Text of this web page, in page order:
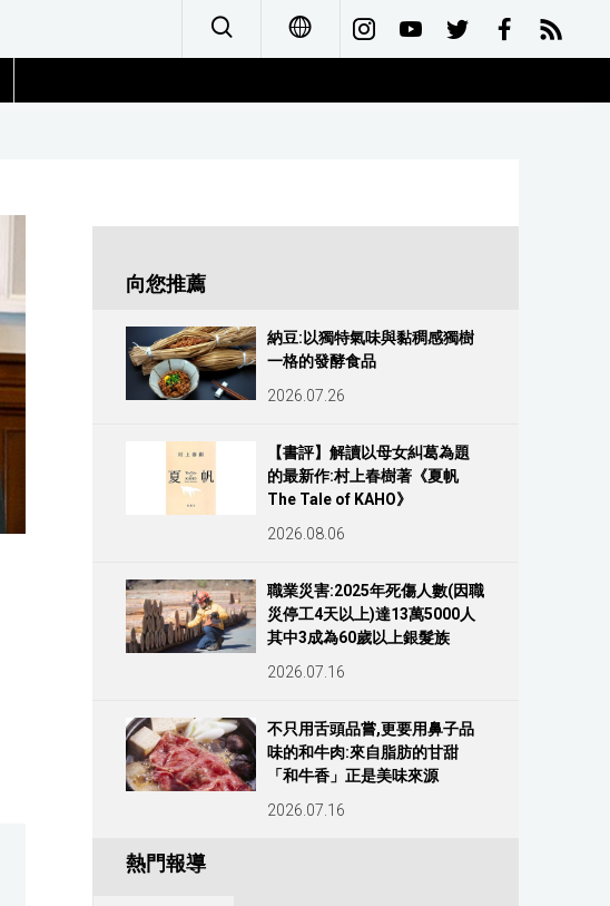
العربية
向您推薦
納豆:以獨特氣味與黏稠感獨樹
一格的發酵食品
2026.07.26
【書評】解讀以母女糾葛為題
的最新作:村上春樹著《夏帆
The Tale of KAHO》
2026.08.06
職業災害:2025年死傷人數(因職
災停工4天以上)達13萬5000人
其中3成為60歲以上銀髮族
2026.07.16
不只用舌頭品嘗,更要用鼻子品
味的和牛肉:來自脂肪的甘甜
「和牛香」正是美味來源
2026.07.16
熱門報導